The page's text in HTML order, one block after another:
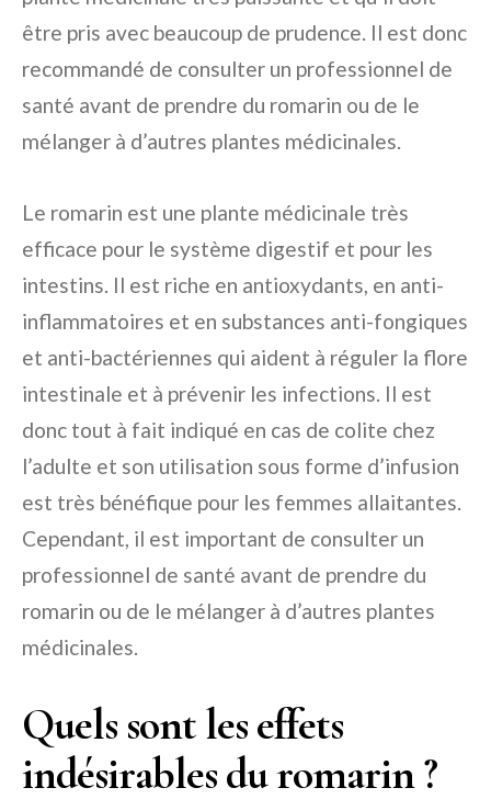
être pris avec beaucoup de prudence. Il est donc
recommandé de consulter un professionnel de
santé avant de prendre du romarin ou de le
mélanger à d’autres plantes médicinales.
Le romarin est une plante médicinale très
efficace pour le système digestif et pour les
intestins. Il est riche en antioxydants, en anti-
inflammatoires et en substances anti-fongiques
et anti-bactériennes qui aident à réguler la flore
intestinale et à prévenir les infections. Il est
donc tout à fait indiqué en cas de colite chez
l’adulte et son utilisation sous forme d’infusion
est très bénéfique pour les femmes allaitantes.
Cependant, il est important de consulter un
professionnel de santé avant de prendre du
romarin ou de le mélanger à d’autres plantes
médicinales.
Quels sont les effets
indésirables du romarin ?